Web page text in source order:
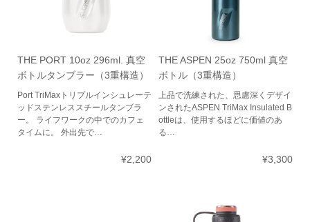
THE PORT 10oz 296ml. 真空
ボトルタンブラー（3重構造）
Port TriMaxトリプルインシュレーテ
ッドステンレススチールタンブラ
ー。 ライフワークの中でのカフェ
タイムに。 外出先で…
¥2,200
THE ASPEN 25oz 750ml 真空
ボトル（3重構造）
上品で洗練された、思慮深くデザイ
ンされたASPEN TriMax Insulated B
ottleは、使用するほどに価値のあ
る…
¥3,300